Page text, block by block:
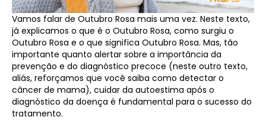
Vamos falar de Outubro Rosa mais uma vez. Neste texto,
já explicamos o que é o Outubro Rosa, como surgiu o
Outubro Rosa e o que significa Outubro Rosa. Mas, tão
importante quanto alertar sobre a importância da
prevenção e do diagnóstico precoce (neste outro texto,
aliás, reforçamos que você saiba como detectar o
câncer de mama), cuidar da autoestima após o
diagnóstico da doença é fundamental para o sucesso do
tratamento.